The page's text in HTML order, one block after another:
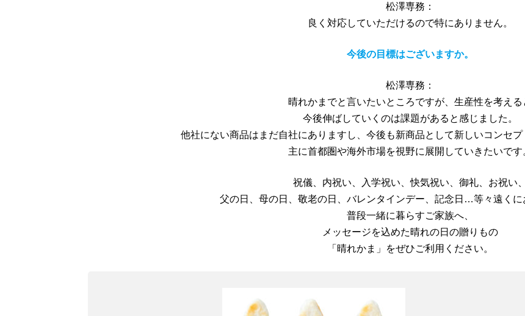
松澤専務：
良く対応していただけるので特にありません。
今後の目標はございますか。
松澤専務：
晴れかまでと言いたいところですが、生産性を考える
今後伸ばしていくのは課題があると感じました。
他社にない商品はまだ自社にありますし、今後も新商品として新しいコンセプ
主に首都圏や海外市場を視野に展開していきたいです
祝儀、内祝い、入学祝い、快気祝い、御礼、お祝い、
父の日、母の日、敬老の日、バレンタインデー、記念日…等々遠くに
普段一緒に暮らすご家族へ、
メッセージを込めた晴れの日の贈りもの
「晴れかま」をぜひご利用ください。